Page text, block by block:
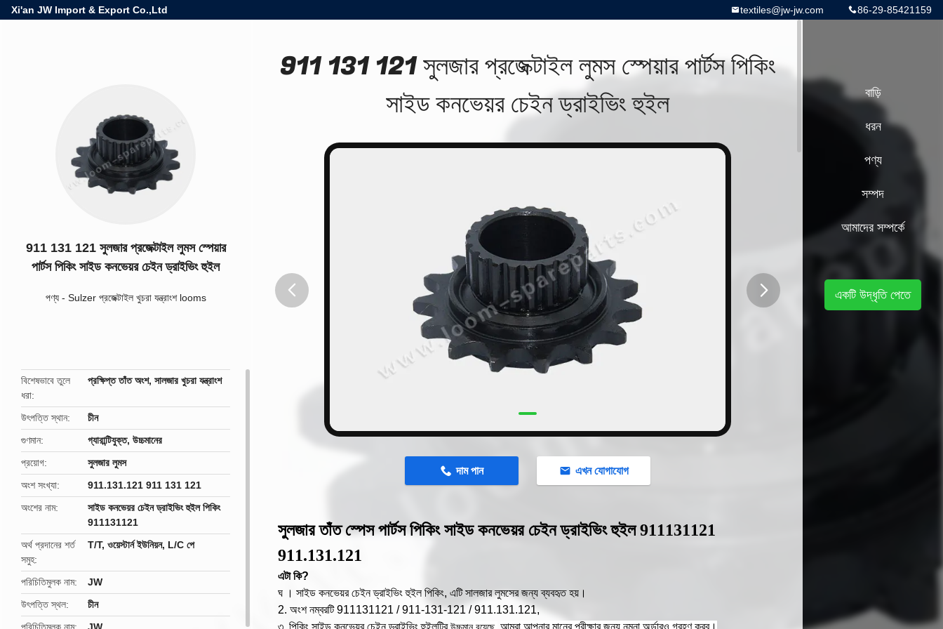
Xi'an JW Import & Export Co.,Ltd 86-29-85421159
textiles@jw-jw.com
911 131 121 সুলজার প্রজেক্টাইল লুমস স্পেয়ার
পার্টস পিকিং সাইড কনভেয়র চেইন ড্রাইভিং হুইল
পণ্য- Sulzer প্রজেক্টাইল খুচরা যন্ত্রাংশ looms
বিশেষভাবে তুলে
ধরা
প্রক্ষিপ্ত তাঁত অংশ,সালজার খুচরা যন্ত্রাংশ
উৎপত্তি স্থান
চীন
গুণমান
গ্যারান্টিযুক্ত, উচ্চমানের
প্রয়োগ
সুলজার লুমস
অংশ সংখ্যা
911.131.121 911 131 121
অংশের নাম
সাইড কনভেয়র চেইন ড্রাইভিং হুইল পিকিং
911131121
অর্থ প্রদানের শর্ত
সমুহ
T/T, ওয়েস্টার্ন ইউনিয়ন, L/C পে
পরিচিতিমুলক নাম
JW
উৎপত্তি স্থল
চীন
911 131 121 সুলজার প্রজেক্টাইল লুমস স্পেয়ার পার্টস পিকিং
সাইড কনভেয়র চেইন ড্রাইভিং হুইল
দাম পান এখন যোগাযোগ
সুলজার তাঁত স্পেস পার্টস পিকিং সাইড কনভেয়র চেইন ড্রাইভিং হুইল 911131121
911.131.121
এটা কি?
ঘ । সাইড কনভেয়র চেইন ড্রাইভিং হুইল পিকিং, এটি সালজার লুমসের জন্য ব্যবহৃত হয়।
2. অংশ নম্বরটি 911131121 / 911-131-121 / 911.131.121,
বাড়ি
ধরন
পণ্য
সম্পদ
আমাদের সম্পর্কে
একটি উদ্ধৃতি পেতে